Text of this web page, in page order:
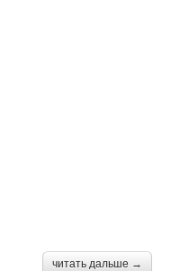
читать дальше →